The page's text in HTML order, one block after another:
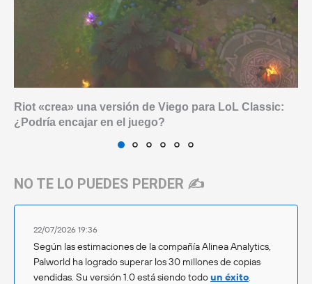
Riot «crea» una versión de Viego para LoL Classic:
¿Podría encajar en el juego?
NO TE LO PUEDES PERDER ✍️
22/07/2026 19:36
Según las estimaciones de la compañía Alinea Analytics,
Palworld ha logrado superar los 30 millones de copias
vendidas. Su versión 1.0 está siendo todoun éxito.